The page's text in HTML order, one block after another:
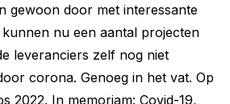
gewoon door met interessante
nu een aantal projecten
leveranciers zelf nog niet
corona. Genoeg in het vat. Op
2022. In memoriam: Covid-19,